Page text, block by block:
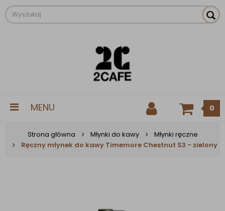
MENU 0
Strona główna Młynki do kawy
Młynki ręczne
Ręczny młynek do kawy Timemore Chestnut S3 - zielony